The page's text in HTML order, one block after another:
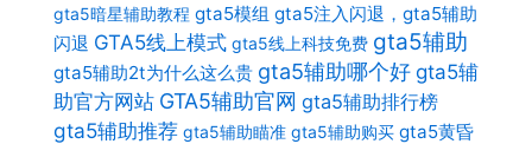
gta5暗星辅助教程 gta5模组 gta5注入闪退，gta5辅助
闪退 GTA5线上模式 gta5线上科技免费 gta5辅助
gta5辅助2t为什么这么贵 gta5辅助哪个好gta5辅
助官方网站 GTA5辅助官网 gta5辅助排行榜
gta5辅助推荐 gta5辅助瞄准 gta5辅助购买 gta5黄昏